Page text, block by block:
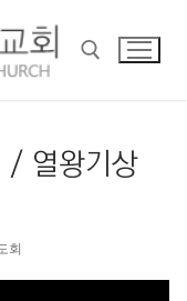
열왕기상
회